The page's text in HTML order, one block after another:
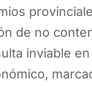
de no
inviable